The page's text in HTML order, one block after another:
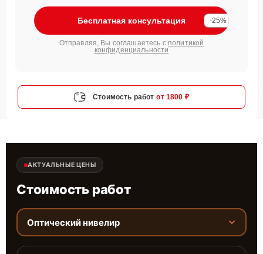
Бесплатная консультация -25%
Отправляя, Вы соглашаетесь с политикой
конфиденциальности
Стоимость работ от 1800 ₽
АКТУАЛЬНЫЕ ЦЕНЫ
Стоимость работ
Оптический нивелир